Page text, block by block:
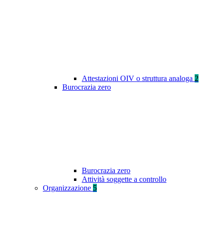
Attestazioni OIV o struttura analoga 2
Burocrazia zero
Burocrazia zero
Attività soggette a controllo
Organizzazione 5